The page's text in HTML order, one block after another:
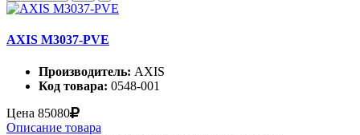
AXIS M3037-PVE
Производитель: AXIS
Код товара: 0548-001
Цена 85080
Описание товара